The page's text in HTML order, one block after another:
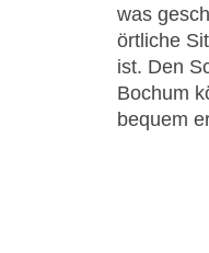
was
örtliche
ist. Den
Bochum
bequem